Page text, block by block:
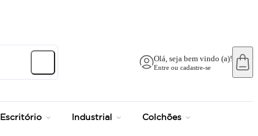
Olá, seja bem vindo (a)!
Entre ou cadastre-se
Escritório Industrial Colchões